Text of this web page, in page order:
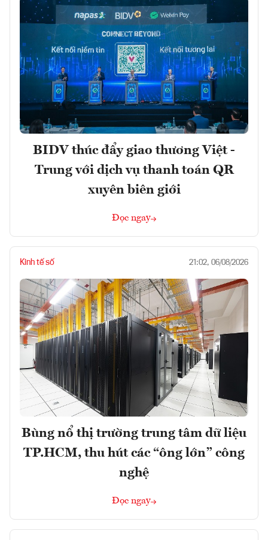
BIDV thúc đẩy giao thương Việt -
Trung với dịch vụ thanh toán QR
xuyên biên giới
Đọc ngay
Kinh tế số 21:02, 06/08/2026
Bùng nổ thị trường trung tâm dữ liệu
TP.HCM, thu hút các “ông lớn” công
nghệ
Đọc ngay